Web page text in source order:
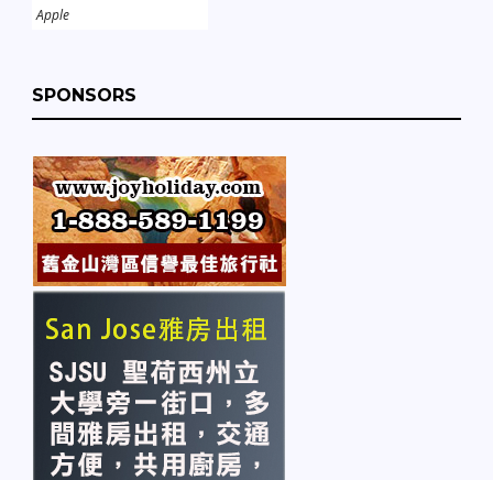
Apple
SPONSORS